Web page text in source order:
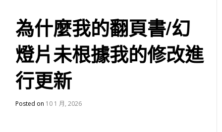
為什麼我的翻頁書/幻
燈片未根據我的修改進
行更新
Posted on 10 1 月, 2026